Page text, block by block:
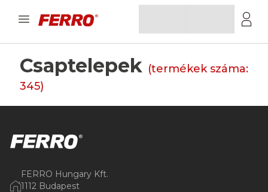
Csaptelepek (termékek száma:
345)
FERRO Hungary Kft.
1112 Budapest